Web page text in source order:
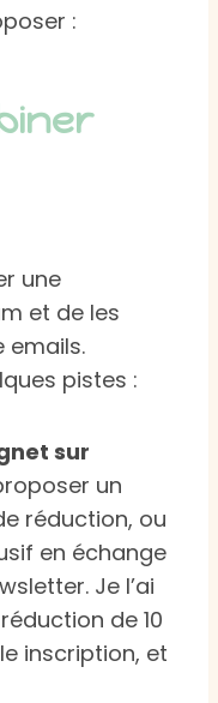
:
une
et de les
emails.
pistes :
sur
un
réduction, ou
en échange
Je l’ai
de 10
inscription, et